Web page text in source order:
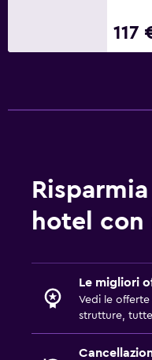
117
hotel
Le migliori
Vedi le
strutture,